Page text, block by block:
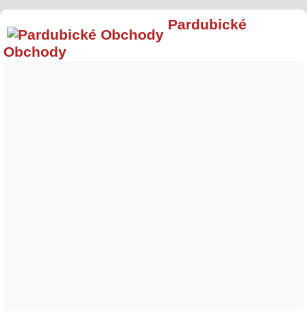
Pardubické
Obchody